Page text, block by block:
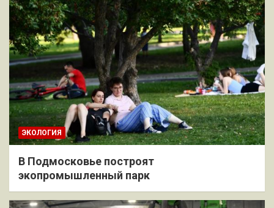
ЭКОЛОГИЯ
В Подмосковье построят
экопромышленный парк